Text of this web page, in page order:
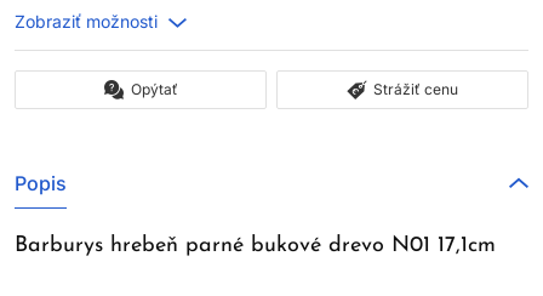
Opýtať Strážiť cenu
Popis
Barburys hrebeň parné bukové drevo N01 17,1cm